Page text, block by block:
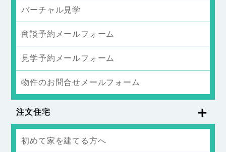
バーチャル見学
商談予約メールフォーム
見学予約メールフォーム
物件のお問合せメールフォーム
注文住宅
初めて家を建てる方へ